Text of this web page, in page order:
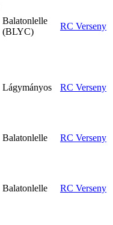
Balatonlelle
(BLYC)
RC Verseny
Lágymányos
RC Verseny
Balatonlelle
RC Verseny
Balatonlelle
RC Verseny